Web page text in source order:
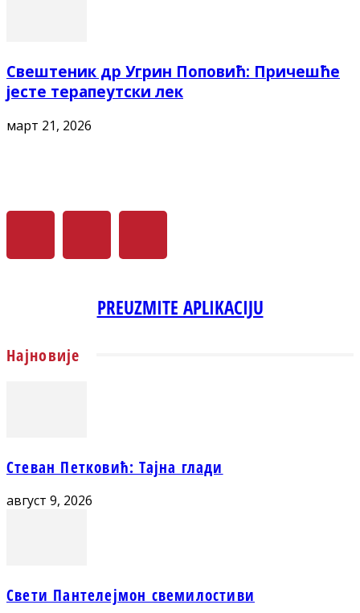
Свештеник др Угрин Поповић: Причешће
јесте терапеутски лек
март 21, 2026
PREUZMITE APLIKACIJU
Најновије
Стеван Петковић: Тајна глади
август 9, 2026
Свети Пантелејмон свемилостиви